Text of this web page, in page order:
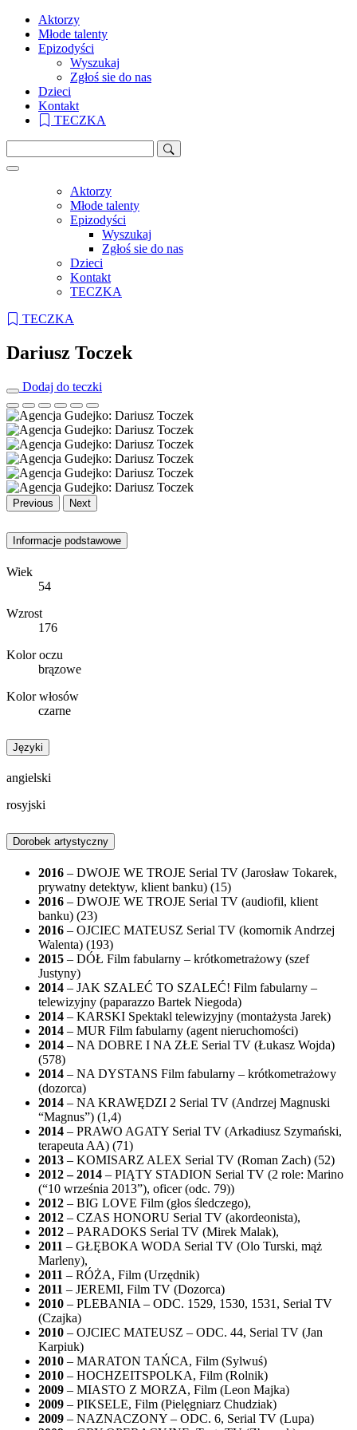
Aktorzy
Młode talenty
Epizodyści
Wyszukaj
Zgłoś sie do nas
Dzieci
Kontakt
TECZKA
Aktorzy
Młode talenty
Epizodyści
Wyszukaj
Zgłoś sie do nas
Dzieci
Kontakt
TECZKA
TECZKA
Dariusz Toczek
Dodaj do teczki
Previous Next
Informacje podstawowe
Wiek
54
Wzrost
176
Kolor oczu
brązowe
Kolor włosów
czarne
Języki
angielski
rosyjski
Dorobek artystyczny
2016 – DWOJE WE TROJE Serial TV (Jarosław Tokarek,
prywatny detektyw, klient banku) (15)
2016 – DWOJE WE TROJE Serial TV (audiofil, klient
banku) (23)
2016 – OJCIEC MATEUSZ Serial TV (komornik Andrzej
Walenta) (193)
2015 – DÓŁ Film fabularny – krótkometrażowy (szef
Justyny)
2014 – JAK SZALEĆ TO SZALEĆ! Film fabularny –
telewizyjny (paparazzo Bartek Niegoda)
2014 – KARSKI Spektakl telewizyjny (montażysta Jarek)
2014 – MUR Film fabularny (agent nieruchomości)
2014 – NA DOBRE I NA ZŁE Serial TV (Łukasz Wojda)
(578)
2014 – NA DYSTANS Film fabularny – krótkometrażowy
(dozorca)
2014 – NA KRAWĘDZI 2 Serial TV (Andrzej Magnuski
“Magnus”) (1,4)
2014 – PRAWO AGATY Serial TV (Arkadiusz Szymański,
terapeuta AA) (71)
2013 – KOMISARZ ALEX Serial TV (Roman Zach) (52)
2012 – 2014 – PIĄTY STADION Serial TV (2 role: Marino
(“10 września 2013”), oficer (odc. 79))
2012 – BIG LOVE Film (głos śledczego),
2012 – CZAS HONORU Serial TV (akordeonista),
2012 – PARADOKS Serial TV (Mirek Malak),
2011 – GŁĘBOKA WODA Serial TV (Olo Turski, mąż
Marleny),
2011 – RÓŻA, Film (Urzędnik)
2011 – JEREMI, Film TV (Dozorca)
2010 – PLEBANIA – ODC. 1529, 1530, 1531, Serial TV
(Czajka)
2010 – OJCIEC MATEUSZ – ODC. 44, Serial TV (Jan
Karpiuk)
2010 – MARATON TAŃCA, Film (Sylwuś)
2010 – HOCHZEITSPOLKA, Film (Rolnik)
2009 – MIASTO Z MORZA, Film (Leon Majka)
2009 – PIKSELE, Film (Pielęgniarz Chudziak)
2009 – NAZNACZONY – ODC. 6, Serial TV (Lupa)